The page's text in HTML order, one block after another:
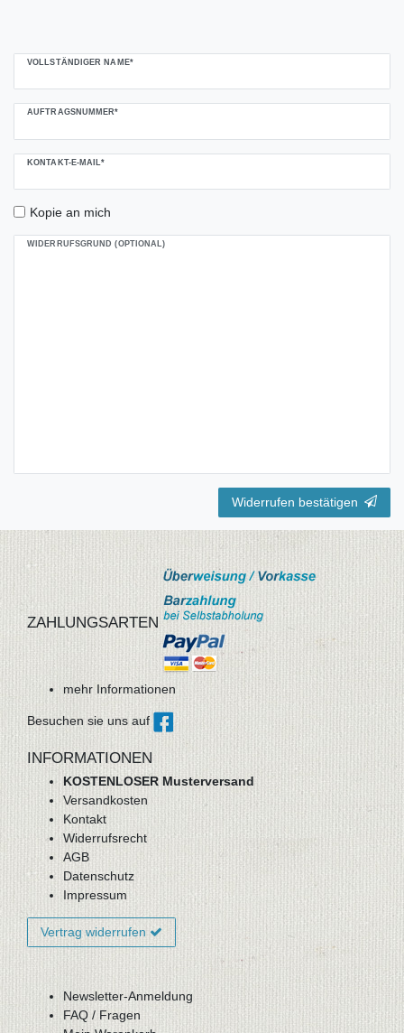
VOLLSTÄNDIGER NAME*
AUFTRAGSNUMMER*
KONTAKT-E-MAIL*
Kopie an mich
WIDERRUFSGRUND (OPTIONAL)
Ceres::Template.mailFormHoneypotLabel
Widerrufen bestätigen
ZAHLUNGSARTEN
mehr Informationen
Besuchen sie uns auf
INFORMATIONEN
KOSTENLOSER Musterversand
Versandkosten
Kontakt
Widerrufsrecht
AGB
Datenschutz
Impressum
Vertrag widerrufen
Newsletter-Anmeldung
FAQ / Fragen